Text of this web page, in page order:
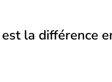
la différence